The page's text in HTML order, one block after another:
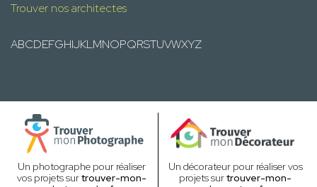
Trouver nos architectes
ABCDEFGHIJKLMNOPQRSTUVWXYZ
Un photographe pour réaliser
vos projets surtrouver-mon-
Un décorateur pour réaliser vos
projets surtrouver-mon-